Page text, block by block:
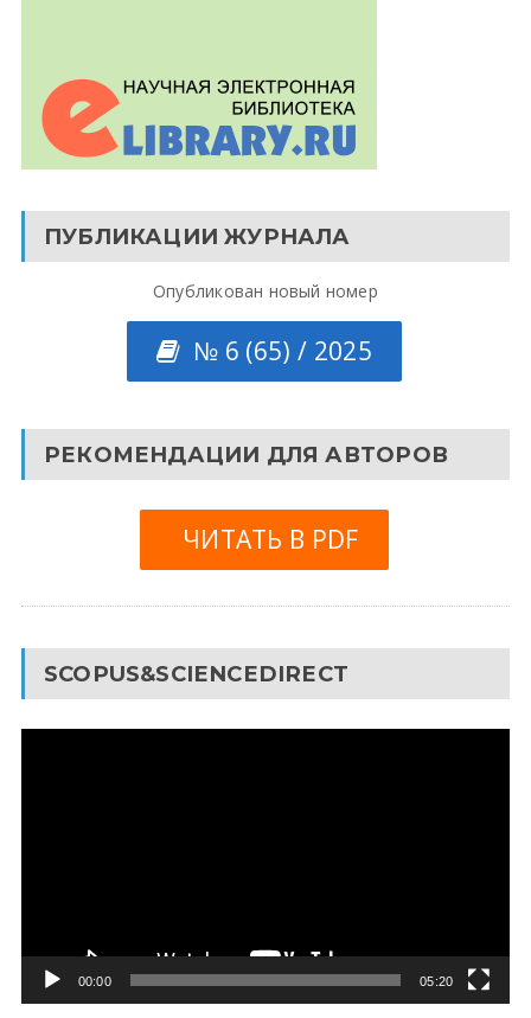
ПУБЛИКАЦИИ ЖУРНАЛА
Опубликован новый номер
№ 6 (65) / 2025
РЕКОМЕНДАЦИИ ДЛЯ АВТОРОВ
ЧИТАТЬ В PDF
SCOPUS&SCIENCEDIRECT
00:00 05:20